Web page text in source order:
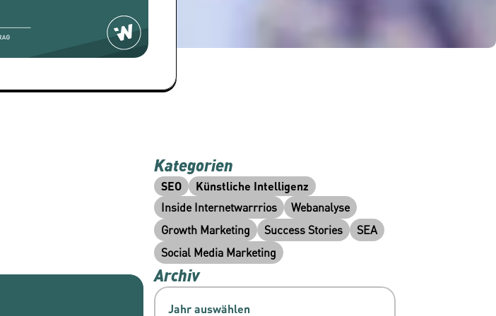
Kategorien
SEO Künstliche Intelligenz
Inside Internetwarrrios
Webanalyse
Growth Marketing
Success Stories
SEA
Social Media Marketing
Archiv
Jahr auswählen